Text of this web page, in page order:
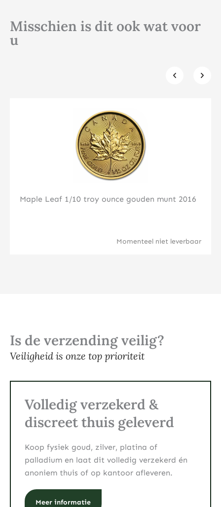
Misschien is dit ook wat voor
u
Maple Leaf 1/10 troy ounce gouden munt 2016
Momenteel niet leverbaar
Klik hier
Is de verzending veilig?
Veiligheid is onze top prioriteit
Volledig verzekerd &
discreet thuis geleverd
Koop fysiek goud, zilver, platina of
palladium en laat dit volledig verzekerd én
anoniem thuis of op kantoor afleveren.
Meer informatie